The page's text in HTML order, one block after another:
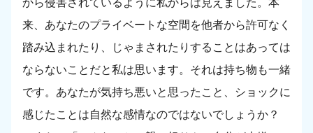
から侵害されているように私からは見えました。本
来、あなたのプライベートな空間を他者から許可なく
踏み込まれたり、じゃまされたりすることはあっては
ならないことだと私は思います。それは持ち物も一緒
です。あなたが気持ち悪いと思ったこと、ショックに
感じたことは自然な感情なのではないでしょうか？